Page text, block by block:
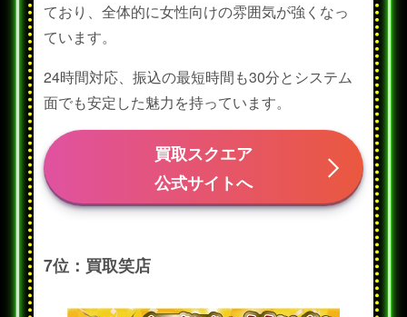
ており、全体的に女性向けの雰囲気が強くなっ
ています。
24時間対応、振込の最短時間も30分とシステム
面でも安定した魅力を持っています。
買取スクエア
公式サイトへ
7位：買取笑店